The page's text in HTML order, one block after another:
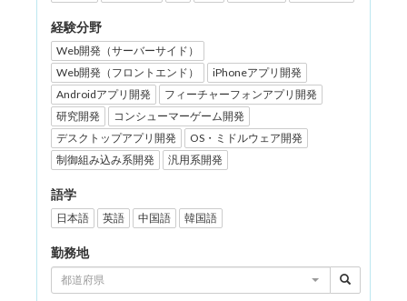
経験分野
Web開発（サーバーサイド）
Web開発（フロントエンド）
iPhoneアプリ開発
Androidアプリ開発
フィーチャーフォンアプリ開発
研究開発
コンシューマーゲーム開発
デスクトップアプリ開発
OS・ミドルウェア開発
制御組み込み系開発
汎用系開発
語学
日本語 英語 中国語 韓国語
勤務地
都道府県